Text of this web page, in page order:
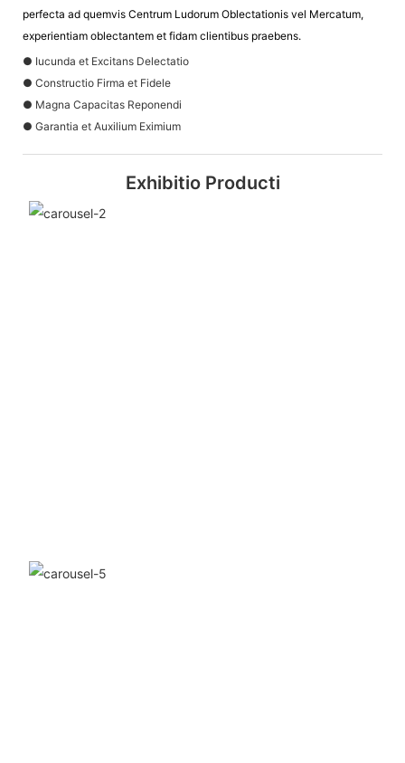
perfecta ad quemvis Centrum Ludorum Oblectationis vel Mercatum,
experientiam oblectantem et fidam clientibus praebens.
● Iucunda et Excitans Delectatio
● Constructio Firma et Fidele
● Magna Capacitas Reponendi
● Garantia et Auxilium Eximium
Exhibitio Producti